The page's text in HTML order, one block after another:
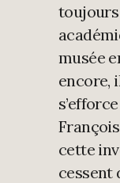
toujours
musée
encore,
cette
cessent